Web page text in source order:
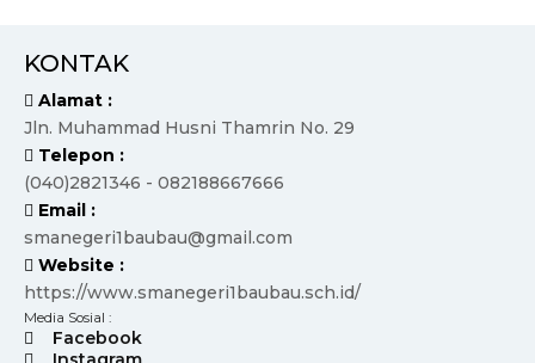
KONTAK
Alamat :
Jln. Muhammad Husni Thamrin No. 29
Telepon :
(040)2821346 - 082188667666
Email :
smanegeri1baubau@gmail.com
Website :
https://www.smanegeri1baubau.sch.id/
Media Sosial :
Facebook